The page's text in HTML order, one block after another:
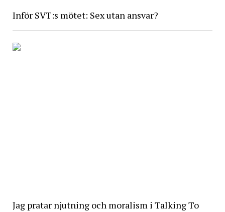
Inför SVT:s mötet: Sex utan ansvar?
Jag pratar njutning och moralism i Talking To